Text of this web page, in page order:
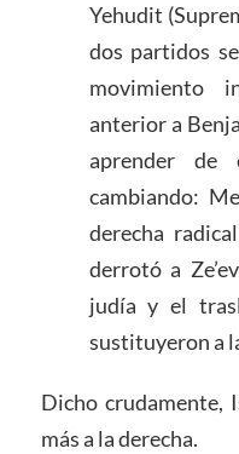
Yehudit
dos partidos
movimiento
anterior a
aprender
cambiando:
derecha
derrotó a
judía y el
sustituyeron a
Dicho crudamente,
más a la derecha.